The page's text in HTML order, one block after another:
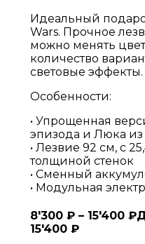
Идеальный
Wars. Прочное
можно менять
количество
световые эффекты.
Особенности:
• Упрощенная
эпизода и Люка из
• Лезвие 92 см, с
толщиной стенок
• Сменный
• Модульная
8'300 ₽ – 15'400 ₽
15'400 ₽